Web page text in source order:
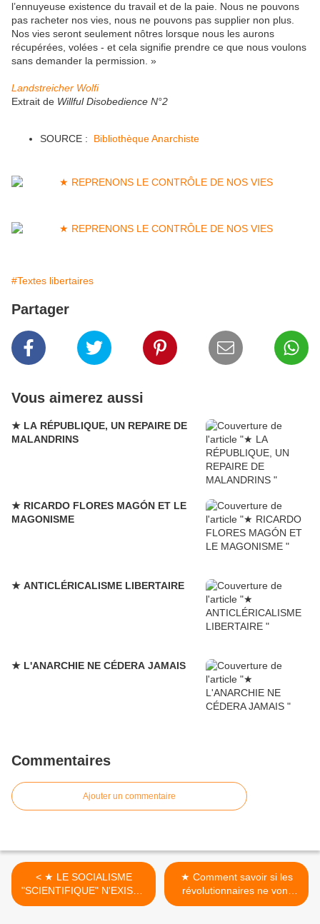
l’ennuyeuse existence du travail et de la paie. Nous ne pouvons
pas racheter nos vies, nous ne pouvons pas supplier non plus.
Nos vies seront seulement nôtres lorsque nous les aurons
récupérées, volées - et cela signifie prendre ce que nous voulons
sans demander la permission. »
Landstreicher Wolfi
Extrait de Willful Disobedience N°2
SOURCE : Bibliothèque Anarchiste
#Textes libertaires
Partager
Vous aimerez aussi
★ LA RÉPUBLIQUE, UN REPAIRE DE
MALANDRINS
★ RICARDO FLORES MAGÓN ET LE
MAGONISME
★ ANTICLÉRICALISME LIBERTAIRE
★ L'ANARCHIE NE CÉDERA JAMAIS
Commentaires
Ajouter un commentaire
< ★ LE SOCIALISME
"SCIENTIFIQUE" N'EXISTE
PAS !
★ Comment savoir si les
révolutionnaires ne vont
pas devenir de nouvelles